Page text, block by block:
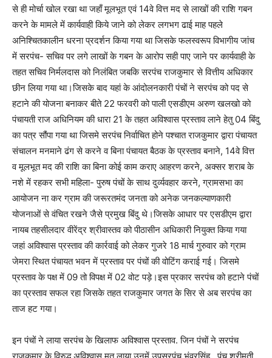
से ही मोर्चा खोल रखा था जहाँ मूलभूत एवं 14वे वित्त मद से लाखों की राशि गबन
करने के मामले में कार्यवाही किये जाने को लेकर लगभग ढाई माह पहले
अनिश्चितकालीन धरना प्रदर्शन किया गया था जिसके फलस्वरूप विभागीय जांच
में सरपंच- सचिव पर लगे लाखों के गबन के आरोप सही पाए जाने पर कार्यवाही के
तहत सचिव निर्मलदास को निलंबित जबकि सरपंच राजकुमार से वित्तीय अधिकार
छीन लिया गया था।जिसके बाद यहां के आंदोलनकारी पंचों ने सरपंच को पद से
हटाने की योजना बनाकर बीते 22 फरवरी को पाली एसडीएम अरुण खलखो को
पंचायती राज अधिनियम की धारा 21 के तहत अविश्वास प्रस्ताव लाने हेतु 04 बिंदु
का पत्र सौंपा गया था जिसमे सरपंच निर्वाचित होने पश्चात राजकुमार द्वारा पंचायत
संचालन मनमाने ढंग से करने व बिना पंचायत बैठक के प्रस्ताव बनाने, 14वे वित्त
व मूलभूत मद की राशि का बिना कोई काम कराए आहरण करने, अक्सर शराब के
नशे में रहकर सभी महिला- पुरुष पंचों के साथ दुर्व्यवहार करने, ग्रामसभा का
आयोजन ना कर ग्राम की जरूरतमंद जनता को अनेक जनकल्याणकारी
योजनाओं से वंचित रखने जैसे प्रमुख बिंदु थे।जिसके आधार पर एसडीएम द्वारा
नायब तहसीलदार वीरेंद्र श्रीवास्तव को पीठासीन अधिकारी नियुक्त किया गया
जहां अविश्वास प्रस्ताव की कार्रवाई को लेकर गुजरे 18 मार्च गुरुवार को ग्राम
जेमरा स्थित पंचायत भवन में प्रस्ताव पर पंचों की वोटिंग कराई गई। जिसमे
प्रस्ताव के पक्ष में 09 तो विपक्ष में 02 वोट पड़े।इस प्रकार सरपंच को हटाने पंचों
का प्रस्ताव सफल रहा जिसके तहत राजकुमार जगत के सिर से अब सरपंच का
ताज हट गया।
इन पंचों ने लाया सरपंच के खिलाफ अविश्वास प्रस्ताव. जिन पंचों ने सरपंच